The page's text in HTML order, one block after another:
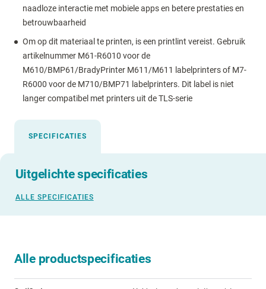
naadloze interactie met mobiele apps en betere prestaties en
betrouwbaarheid
Om op dit materiaal te printen, is een printlint vereist. Gebruik
artikelnummer M61-R6010 voor de
M610/BMP61/BradyPrinter M611/M611 labelprinters of M7-
R6000 voor de M710/BMP71 labelprinters. Dit label is niet
langer compatibel met printers uit de TLS-serie
SPECIFICATIES
Uitgelichte specificaties
ALLE SPECIFICATIES
Alle productspecificaties